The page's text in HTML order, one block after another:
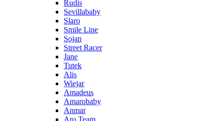
Rudis
Sevillababy
Slaro
Smile Line
Sojan
Street Racer
Jane
Tutek
Alis
Wiejar
Amadeus
Amarobaby
Anmar
Aro Team